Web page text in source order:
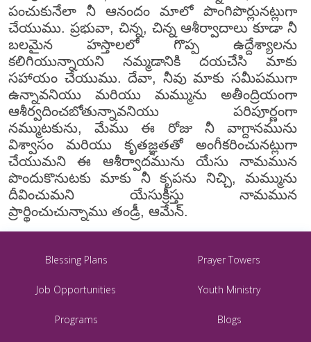
పంచుకునేలా నీ ఆనందం మాలో పొంగిపొర్లునట్లుగా
చేయుము. ప్రభువా, చిన్న, చిన్న ఆశీర్వాదాలు కూడా నీ
బలమైన హస్తాలలో గొప్ప ఉద్దేశ్యాలను
కలిగియున్నాయని నమ్మడానికి దయచేసి మాకు
సహాయం చేయుము. దేవా, నీవు మాకు సమీపముగా
ఉన్నావనియు మరియు మమ్మును అతీంద్రియంగా
ఆశీర్వదించబోతున్నావనియు పరిపూర్ణంగా
నమ్ముటకును, మేము ఈ రోజు నీ వాగ్దానమును
విశ్వాసం మరియు కృతజ్ఞతతో అంగీకరించునట్లుగా
చేయుమని ఈ ఆశీర్వాదమును యేసు నామమున
పొందుకొనుటకు మాకు నీ కృపను నిచ్చి, మమ్మును
దీవించుమని యేసుక్రీస్తు నామమున
ప్రార్థించుచున్నాము తండ్రీ, ఆమేన్.
Blessing Plans Prayer Towers
Job Opportunities Youth Ministry
Programs Blogs